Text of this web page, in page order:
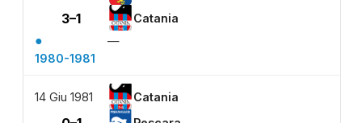
3–1 Catania
●
—
1980-1981
14 Giu 1981 Catania